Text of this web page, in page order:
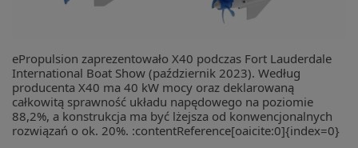
ePropulsion zaprezentowało X40 podczas Fort Lauderdale
International Boat Show (październik 2023). Według
producenta X40 ma 40 kW mocy oraz deklarowaną
całkowitą sprawność układu napędowego na poziomie
88,2%, a konstrukcja ma być lżejsza od konwencjonalnych
rozwiązań o ok. 20%. :contentReference[oaicite:0]{index=0}